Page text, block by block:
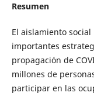
Resumen
El aislamiento
importantes
propagación de
millones de
participar en las